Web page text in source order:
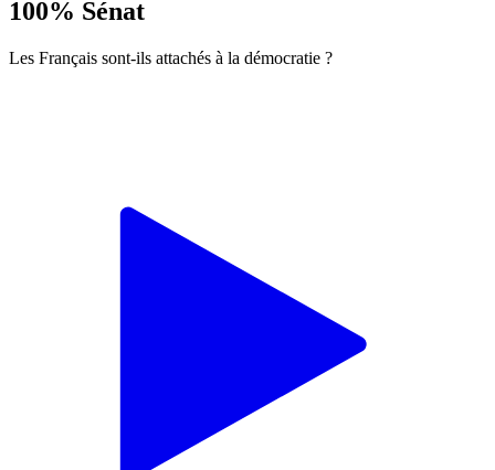
100% Sénat
Les Français sont-ils attachés à la démocratie ?